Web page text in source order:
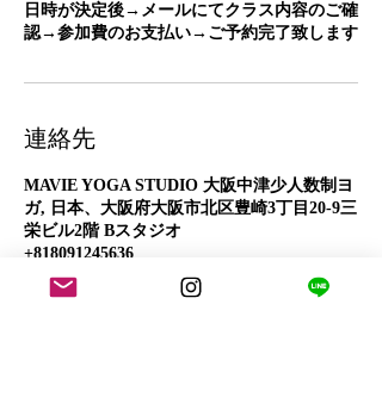
日時が決定後→メールにてクラス内容のご確
認→参加費のお支払い→ご予約完了致します
連絡先
MAVIE YOGA STUDIO 大阪中津少人数制ヨ
ガ, 日本、大阪府大阪市北区豊崎3丁目20-9三
栄ビル2階 Bスタジオ
+818091245636
salondemavie@gmail.com